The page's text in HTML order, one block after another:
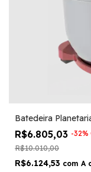
Batedeira
R$6.805,03 -32%
R$10.010,00
R$6.124,53 com A